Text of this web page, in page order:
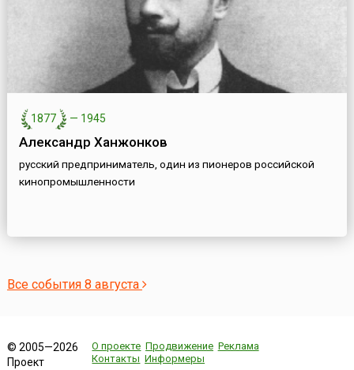
1877 — 1945
Александр Ханжонков
русский предприниматель, один из пионеров российской
кинопромышленности
Все события 8 августа
© 2005—2026
Проект
О проекте Продвижение Реклама
Контакты Информеры